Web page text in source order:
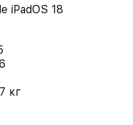
iPadOS 18
кг